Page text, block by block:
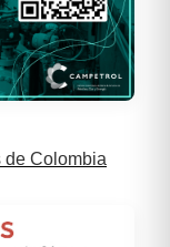
de Colombia